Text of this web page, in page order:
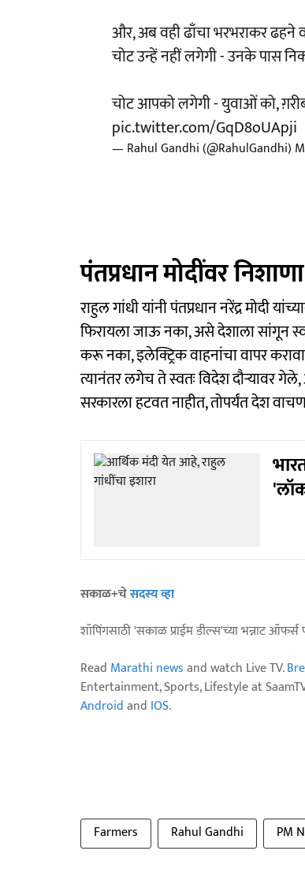
और, अब वही ढाँचा भरभराकर ढहने
चोट उन्हें नहीं लगेगी - उनके पास
चोट आपको लगेगी - युवाओं को,
pic.twitter.com/GqD8oUApji
— Rahul Gandhi (@RahulGandhi)
पंतप्रधान मोदींवर निशाणा
राहुल गांधी यांनी पंतप्रधान नरेंद्र मोदी
फिरायला जाऊ नका, असे देशाला सांगून
करू नका, इलेक्ट्रिक वाहनांचा वापर
त्यानंतर लगेच ते स्वतः विदेश दौऱ्यावर
सरकारला हटवत नाहीत, तोपर्यंत देश
सकाळ+चेसदस्य व्हा
शॉपिंगसाठी 'सकाळ प्राईम डील्स'च्या भन्नाट ऑफर्स
Read Marathi newsand watch Live TV.
Entertainment, Sports, Lifestyle at
Androidand IOS.
Farmers Rahul Gandhi PM